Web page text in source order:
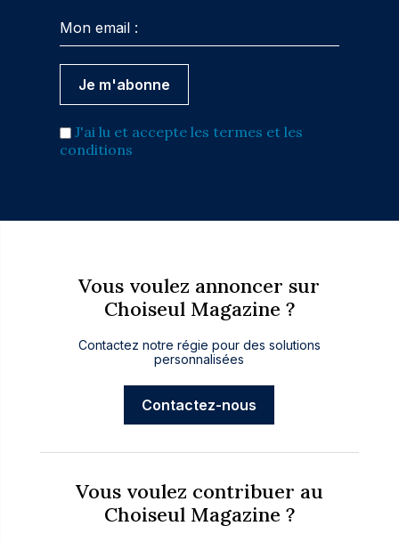
J'ai lu et accepte les termes et les
conditions
Vous voulez annoncer sur
Choiseul Magazine ?
Contactez notre régie pour des solutions
personnalisées
Contactez-nous
Vous voulez contribuer au
Choiseul Magazine ?